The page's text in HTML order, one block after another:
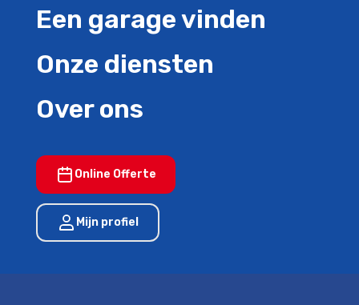
Een garage vinden
Onze diensten
Over ons
Online Offerte
Mijn profiel